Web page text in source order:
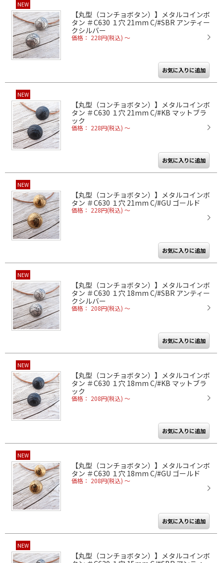
NEW
【丸型（コンチョボタン）】メタルコインボ
タン ＃C630 １穴 21mm C/#SBR アンティー
クシルバー
価格： 228円(税込) ～
NEW
【丸型（コンチョボタン）】メタルコインボ
タン ＃C630 １穴 21mm C/#KB マットブラ
ック
価格： 228円(税込) ～
NEW
【丸型（コンチョボタン）】メタルコインボ
タン ＃C630 １穴 21mm C/#GU ゴールド
価格： 228円(税込) ～
NEW
【丸型（コンチョボタン）】メタルコインボ
タン ＃C630 １穴 18mm C/#SBR アンティー
クシルバー
価格： 208円(税込) ～
NEW
【丸型（コンチョボタン）】メタルコインボ
タン ＃C630 １穴 18mm C/#KB マットブラ
ック
価格： 208円(税込) ～
NEW
【丸型（コンチョボタン）】メタルコインボ
タン ＃C630 １穴 18mm C/#GU ゴールド
価格： 208円(税込) ～
NEW
【丸型（コンチョボタン）】メタルコインボ